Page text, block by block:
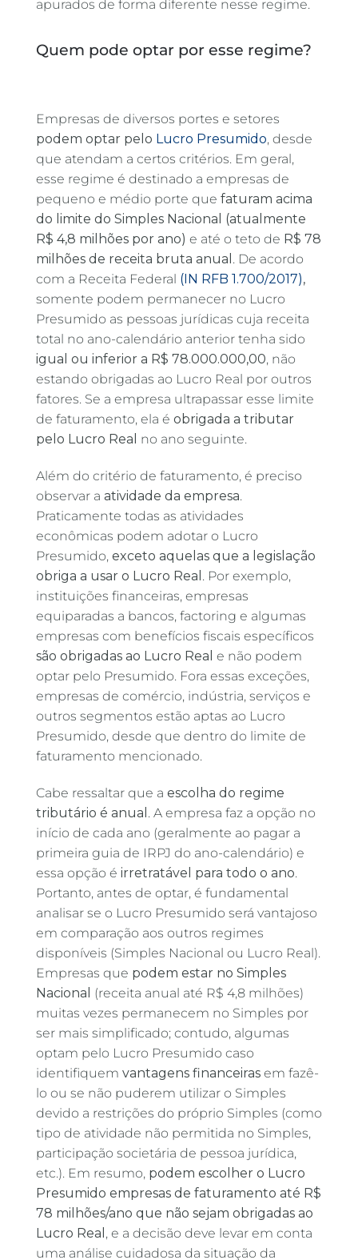
apurados de forma diferente nesse regime.
Quem pode optar por esse regime?
Empresas de diversos portes e setores
podem optar pelo Lucro Presumido, desde
que atendam a certos critérios. Em geral,
esse regime é destinado a empresas de
pequeno e médio porte que faturam acima
do limite do Simples Nacional (atualmente
R$ 4,8 milhões por ano) e até o teto de R$ 78
milhões de receita bruta anual . De acordo
com a Receita Federal (IN RFB 1.700/2017),
somente podem permanecer no Lucro
Presumido as pessoas jurídicas cuja receita
total no ano-calendário anterior tenha sido
igual ou inferior a R$ 78.000.000,00, não
estando obrigadas ao Lucro Real por outros
fatores. Se a empresa ultrapassar esse limite
de faturamento, ela é obrigada a tributar
pelo Lucro Real no ano seguinte.
Além do critério de faturamento, é preciso
observar a atividade da empresa.
Praticamente todas as atividades
econômicas podem adotar o Lucro
Presumido, exceto aquelas que a legislação
obriga a usar o Lucro Real . Por exemplo,
instituições financeiras, empresas
equiparadas a bancos, factoring e algumas
empresas com benefícios fiscais específicos
são obrigadas ao Lucro Real e não podem
optar pelo Presumido. Fora essas exceções,
empresas de comércio, indústria, serviços e
outros segmentos estão aptas ao Lucro
Presumido, desde que dentro do limite de
faturamento mencionado.
Cabe ressaltar que a escolha do regime
tributário é anual . A empresa faz a opção no
início de cada ano (geralmente ao pagar a
primeira guia de IRPJ do ano-calendário) e
essa opção é irretratável para todo o ano.
Portanto, antes de optar, é fundamental
analisar se o Lucro Presumido será vantajoso
em comparação aos outros regimes
disponíveis (Simples Nacional ou Lucro Real).
Empresas que podem estar no Simples
Nacional (receita anual até R$ 4,8 milhões)
muitas vezes permanecem no Simples por
ser mais simplificado; contudo, algumas
optam pelo Lucro Presumido caso
identifiquem vantagens financeiras em fazê-
lo ou se não puderem utilizar o Simples
devido a restrições do próprio Simples (como
tipo de atividade não permitida no Simples,
participação societária de pessoa jurídica,
etc.). Em resumo, podem escolher o Lucro
Presumido empresas de faturamento até R$
78 milhões/ano que não sejam obrigadas ao
Lucro Real , e a decisão deve levar em conta
uma análise cuidadosa da situação da